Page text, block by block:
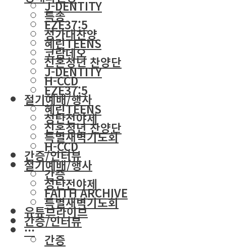
J-DENTITY
EZE37:5
혜린TEENS
신혼청년 찬양단
H-CCD
절기예배/행사
성탄전야제
특별새벽기도회
간증/인터뷰
간증
FAITH ARCHIVE
유튜브라이브
···
특송
성가대찬양
코람데오
J-DENTITY
EZE37:5
혜린TEENS
신혼청년 찬양단
H-CCD
절기예배/행사
성탄전야제
특별새벽기도회
간증/인터뷰
간증